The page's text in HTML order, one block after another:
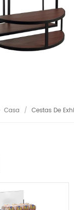
Casa / Cestas De